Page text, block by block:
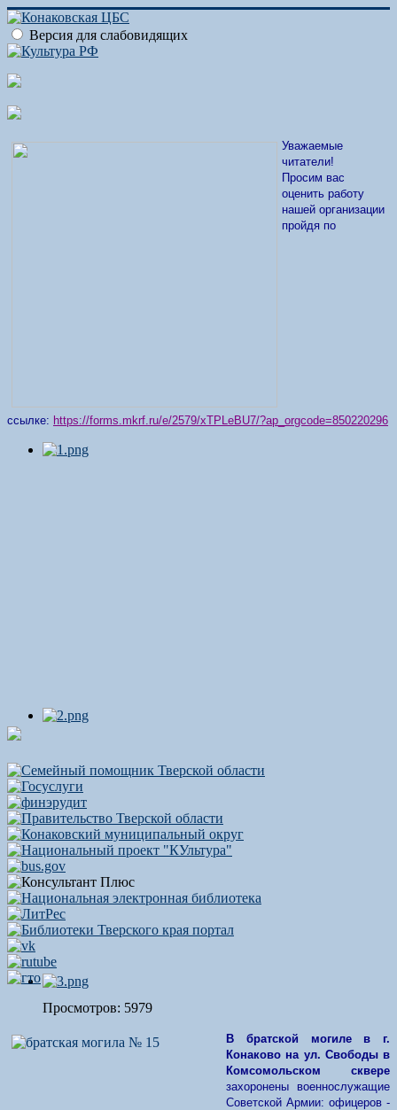
Версия для слабовидящих
Уважаемые
читатели!
Просим вас
оценить работу
нашей организации
пройдя по
ссылке: https://forms.mkrf.ru/e/2579/xTPLeBU7/?ap_orgcode=850220296
Просмотров: 5979
В братской могиле в г.
Конаково на ул. Свободы в
Комсомольском сквере
захоронены военнослужащие
Советской Армии: офицеров -